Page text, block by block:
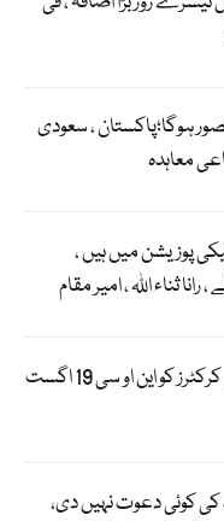
ہوگا؛پاکستان ، سعودی
معاہدہ
پوزیشن میں ہیں ،
ثناء اللہ ، امیر مقام
کیریبین پریمیئر لیگ ، قومی کرکٹرز کو این او سی 19 اگست
کی کوئی دعوت نہیں دی،